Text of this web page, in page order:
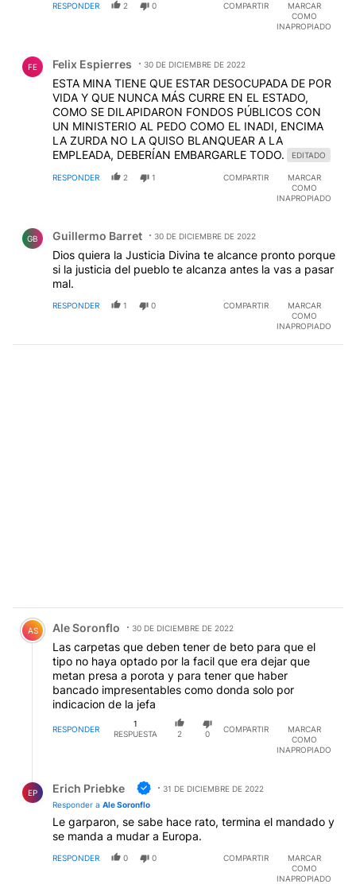
RESPONDER 2 0 COMPARTIR
MARCAR
COMO
INAPROPIADO
FE Felix Espierres 30 DE DICIEMBRE DE 2022
ESTA MINA TIENE QUE ESTAR DESOCUPADA DE POR
VIDA Y QUE NUNCA MÁS CURRE EN EL ESTADO,
COMO SE DILAPIDARON FONDOS PÚBLICOS CON
UN MINISTERIO AL PEDO COMO EL INADI, ENCIMA
LA ZURDA NO LA QUISO BLANQUEAR A LA
EMPLEADA, DEBERÍAN EMBARGARLE TODO.
EDITADO
RESPONDER 2 1 COMPARTIR
MARCAR
COMO
INAPROPIADO
GB Guillermo Barret 30 DE DICIEMBRE DE 2022
Dios quiera la Justicia Divina te alcance pronto porque
si la justicia del pueblo te alcanza antes la vas a pasar
mal.
RESPONDER 1 0 COMPARTIR
MARCAR
COMO
INAPROPIADO
Comentario de Ale Soronflo.
AS Ale Soronflo 30 DE DICIEMBRE DE 2022
Las carpetas que deben tener de beto para que el
tipo no haya optado por la facil que era dejar que
metan presa a porota y para tener que haber
bancado impresentables como donda solo por
indicacion de la jefa
RESPONDER
1
RESPUESTA
2 0
COMPARTIR
MARCAR
COMO
INAPROPIADO
EP Erich Priebke
31 DE DICIEMBRE DE 2022
Responder a Ale Soronflo
Le garparon, se sabe hace rato, termina el mandado y
se manda a mudar a Europa.
RESPONDER 0 0 COMPARTIR
MARCAR
COMO
INAPROPIADO